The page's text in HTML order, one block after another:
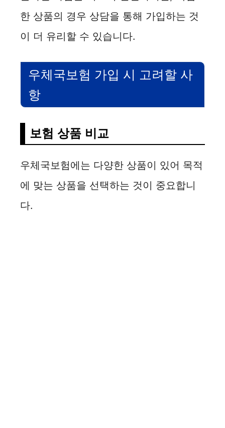
한 상품의 경우 상담을 통해 가입하는 것
이 더 유리할 수 있습니다.
우체국보험 가입 시 고려할 사
항
보험 상품 비교
우체국보험에는 다양한 상품이 있어 목적
에 맞는 상품을 선택하는 것이 중요합니
다.